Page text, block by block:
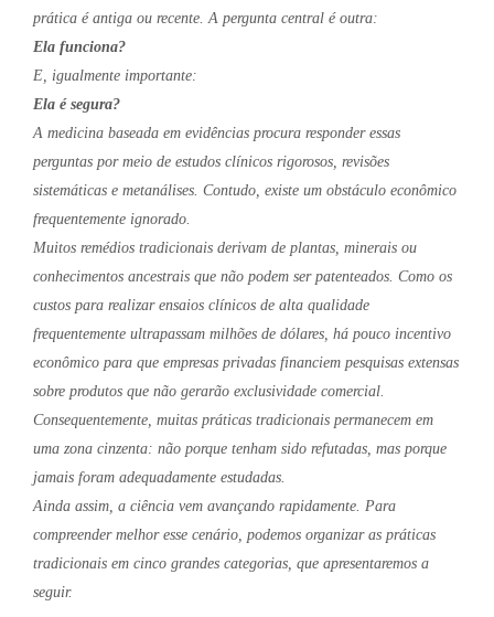
prática é antiga ou recente. A pergunta central é outra:
Ela funciona?
E, igualmente importante:
Ela é segura?
A medicina baseada em evidências procura responder essas
perguntas por meio de estudos clínicos rigorosos, revisões
sistemáticas e metanálises. Contudo, existe um obstáculo econômico
frequentemente ignorado.
Muitos remédios tradicionais derivam de plantas, minerais ou
conhecimentos ancestrais que não podem ser patenteados. Como os
custos para realizar ensaios clínicos de alta qualidade
frequentemente ultrapassam milhões de dólares, há pouco incentivo
econômico para que empresas privadas financiem pesquisas extensas
sobre produtos que não gerarão exclusividade comercial.
Consequentemente, muitas práticas tradicionais permanecem em
uma zona cinzenta: não porque tenham sido refutadas, mas porque
jamais foram adequadamente estudadas.
Ainda assim, a ciência vem avançando rapidamente. Para
compreender melhor esse cenário, podemos organizar as práticas
tradicionais em cinco grandes categorias, que apresentaremos a
seguir.